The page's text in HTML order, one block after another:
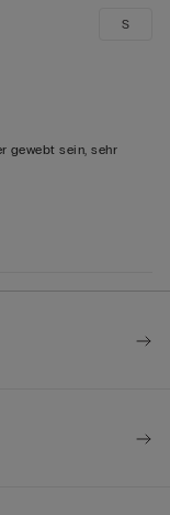
gewebt sein, sehr
S